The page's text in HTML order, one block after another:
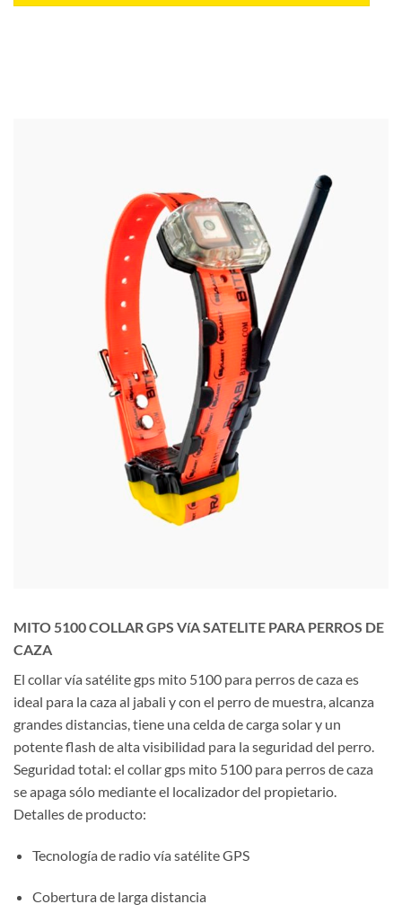
MITO 5100 COLLAR GPS VíA SATELITE PARA PERROS DE
CAZA
El collar vía satélite gps mito 5100 para perros de caza es
ideal para la caza al jabali y con el perro de muestra, alcanza
grandes distancias, tiene una celda de carga solar y un
potente flash de alta visibilidad para la seguridad del perro.
Seguridad total: el collar gps mito 5100 para perros de caza
se apaga sólo mediante el localizador del propietario.
Detalles de producto:
Tecnología de radio vía satéliteGPS
Cobertura de larga distancia